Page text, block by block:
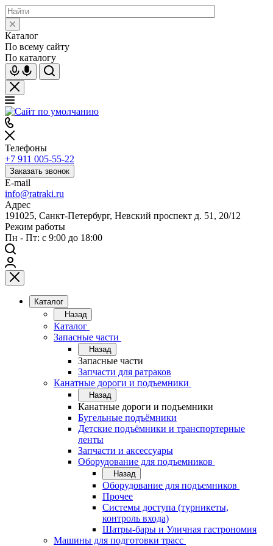
Каталог
По всему сайту
По каталогу
Телефоны
+7 911 005-55-22
Заказать звонок
E-mail
info@ratraki.ru
Адрес
191025, Санкт-Петербург, Невский проспект д. 51, 20/12
Режим работы
Пн - Пт: с 9:00 до 18:00
Каталог
Назад
Каталог
Запасные части
Назад
Запасные части
Запчасти для ратраков
Канатные дороги и подъемники
Назад
Канатные дороги и подъемники
Бугельные подъёмники
Детские подъёмники и транспортерные
ленты
Запчасти и аксессуары
Оборудование для подъемников
Назад
Оборудование для подъемников
Прочее
Системы доступа (турникеты,
контроль входа)
Шатры-бары и Уличная гастрономия
Машины для подготовки трасс